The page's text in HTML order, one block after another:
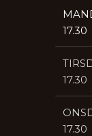
17.30
17.30
17.30